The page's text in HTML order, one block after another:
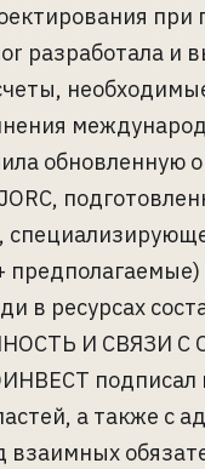
разработала и
обновленную
в ресурсах
И СВЯЗИ
подписал
а также с